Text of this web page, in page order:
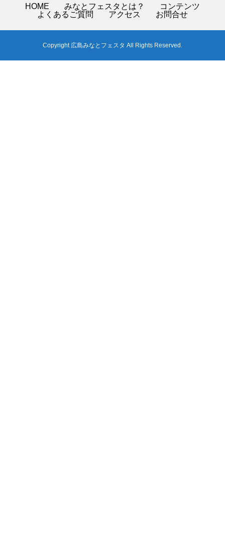
HOME みなとフェスタとは？
コンテンツ
よくあるご質問
アクセス お問合せ
Copyright 広島みなとフェスタ All Rights Reserved.